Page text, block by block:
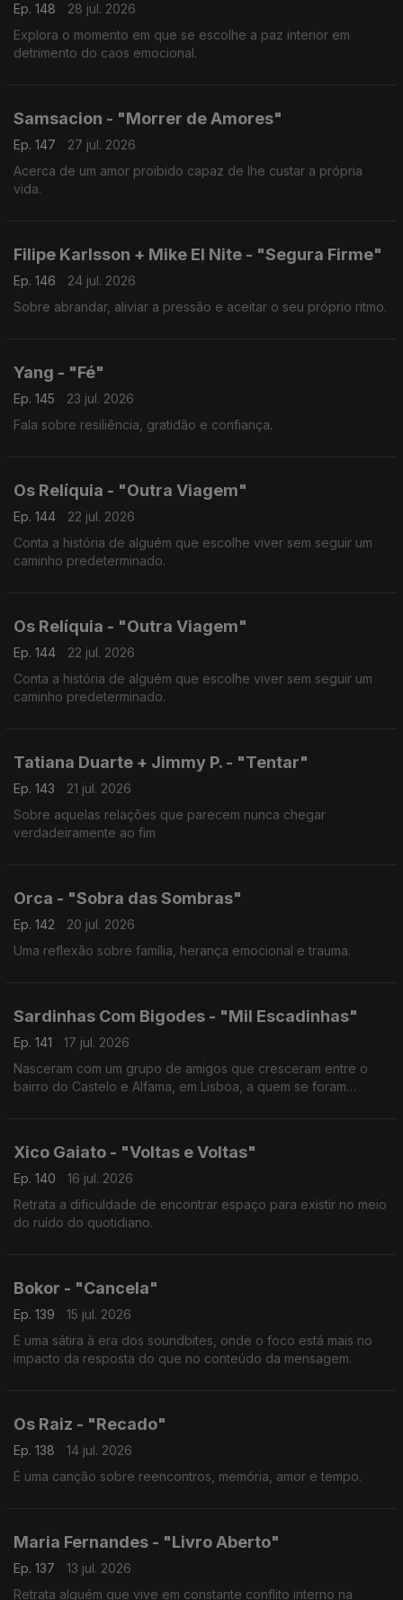
Ep. 148
28 jul. 2026
Explora o momento em que se escolhe a paz interior em
detrimento do caos emocional.
Samsacion - "Morrer de Amores"
Ep. 147
27 jul. 2026
Acerca de um amor proibido capaz de lhe custar a própria
vida.
Filipe Karlsson + Mike El Nite - "Segura Firme"
Ep. 146
24 jul. 2026
Sobre abrandar, aliviar a pressão e aceitar o seu próprio ritmo.
Yang - "Fé"
Ep. 145
23 jul. 2026
Fala sobre resiliência, gratidão e confiança.
Os Relíquia - "Outra Viagem"
Ep. 144
22 jul. 2026
Conta a história de alguém que escolhe viver sem seguir um
caminho predeterminado.
Os Relíquia - "Outra Viagem"
Ep. 144
22 jul. 2026
Conta a história de alguém que escolhe viver sem seguir um
caminho predeterminado.
Tatiana Duarte + Jimmy P. - "Tentar"
Ep. 143
21 jul. 2026
Sobre aquelas relações que parecem nunca chegar
verdadeiramente ao fim
Orca - "Sobra das Sombras"
Ep. 142
20 jul. 2026
Uma reflexão sobre família, herança emocional e trauma.
Sardinhas Com Bigodes - "Mil Escadinhas"
Ep. 141
17 jul. 2026
Nasceram com um grupo de amigos que cresceram entre o
bairro do Castelo e Alfama, em Lisboa, a quem se foram
Xico Gaiato - "Voltas e Voltas"
Ep. 140
16 jul. 2026
Retrata a dificuldade de encontrar espaço para existir no meio
do ruído do quotidiano.
Bokor - "Cancela"
Ep. 139
15 jul. 2026
É uma sátira à era dos soundbites, onde o foco está mais no
impacto da resposta do que no conteúdo da mensagem.
Os Raiz - "Recado"
Ep. 138
14 jul. 2026
É uma canção sobre reencontros, memória, amor e tempo.
Maria Fernandes - "Livro Aberto"
Ep. 137
13 jul. 2026
Retrata alguém que vive em constante conflito interno na